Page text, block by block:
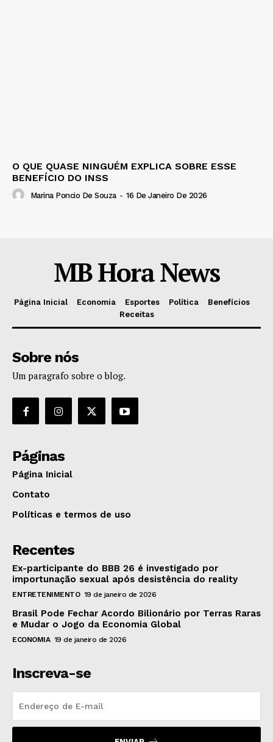
O QUE QUASE NINGUÉM EXPLICA SOBRE ESSE
BENEFÍCIO DO INSS
Marina Poncio De Souza - 16 De Janeiro De 2026
MB Hora News
Página Inicial Economia Esportes Política
Benefícios
Receitas
Sobre nós
Um paragrafo sobre o blog.
Páginas
Página Inicial
Contato
Políticas e termos de uso
Recentes
Ex-participante do BBB 26 é investigado por
importunação sexual após desistência do reality
ENTRETENIMENTO 19 de janeiro de 2026
Brasil Pode Fechar Acordo Bilionário por Terras Raras
e Mudar o Jogo da Economia Global
ECONOMIA 19 de janeiro de 2026
Inscreva-se